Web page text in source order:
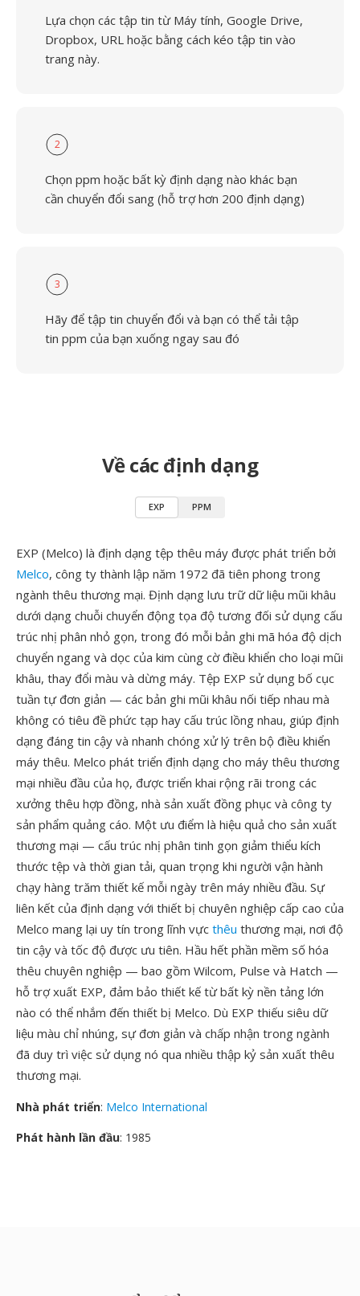
Lựa chọn các tập tin từ Máy tính, Google Drive,
Dropbox, URL hoặc bằng cách kéo tập tin vào
trang này.
2
Chọn ppm hoặc bất kỳ định dạng nào khác bạn
cần chuyển đổi sang (hỗ trợ hơn 200 định dạng)
3
Hãy để tập tin chuyển đổi và bạn có thể tải tập
tin ppm của bạn xuống ngay sau đó
Về các định dạng
EXP PPM
EXP (Melco) là định dạng tệp thêu máy được phát triển bởi
Melco, công ty thành lập năm 1972 đã tiên phong trong
ngành thêu thương mại. Định dạng lưu trữ dữ liệu mũi khâu
dưới dạng chuỗi chuyển động tọa độ tương đối sử dụng cấu
trúc nhị phân nhỏ gọn, trong đó mỗi bản ghi mã hóa độ dịch
chuyển ngang và dọc của kim cùng cờ điều khiển cho loại mũi
khâu, thay đổi màu và dừng máy. Tệp EXP sử dụng bố cục
tuần tự đơn giản — các bản ghi mũi khâu nối tiếp nhau mà
không có tiêu đề phức tạp hay cấu trúc lồng nhau, giúp định
dạng đáng tin cậy và nhanh chóng xử lý trên bộ điều khiển
máy thêu. Melco phát triển định dạng cho máy thêu thương
mại nhiều đầu của họ, được triển khai rộng rãi trong các
xưởng thêu hợp đồng, nhà sản xuất đồng phục và công ty
sản phẩm quảng cáo. Một ưu điểm là hiệu quả cho sản xuất
thương mại — cấu trúc nhị phân tinh gọn giảm thiểu kích
thước tệp và thời gian tải, quan trọng khi người vận hành
chạy hàng trăm thiết kế mỗi ngày trên máy nhiều đầu. Sự
liên kết của định dạng với thiết bị chuyên nghiệp cấp cao của
Melco mang lại uy tín trong lĩnh vực thêu thương mại, nơi độ
tin cậy và tốc độ được ưu tiên. Hầu hết phần mềm số hóa
thêu chuyên nghiệp — bao gồm Wilcom, Pulse và Hatch —
hỗ trợ xuất EXP, đảm bảo thiết kế từ bất kỳ nền tảng lớn
nào có thể nhắm đến thiết bị Melco. Dù EXP thiếu siêu dữ
liệu màu chỉ nhúng, sự đơn giản và chấp nhận trong ngành
đã duy trì việc sử dụng nó qua nhiều thập kỷ sản xuất thêu
thương mại.
Nhà phát triển: Melco International
Phát hành lần đầu: 1985